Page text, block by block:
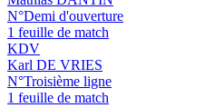
N°Demi d'ouverture
1 feuille de match
KDV
Karl DE VRIES
N°Troisième ligne
1 feuille de match